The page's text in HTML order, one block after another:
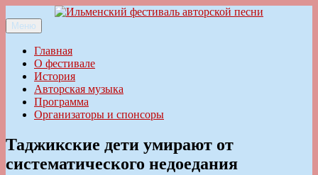
к
содержимому
Ильменский фестиваль авторской песни
Меню
Главная
О фестивале
История
Авторская музыка
Программа
Организаторы и спонсоры
Таджикские дети умирают от
систематического недоедания